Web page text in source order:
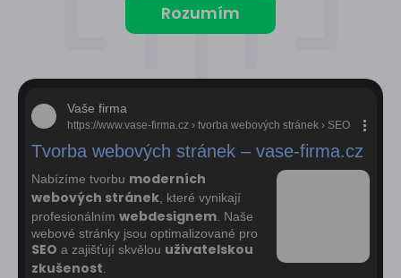
Rozumím
Vaše firma
https://www.vase-firma.cz › tvorba webových stránek › SEO
Tvorba webových stránek – vase-firma.cz
Nabízíme tvorbu moderních
webových stránek , které vynikají
profesionálním webdesignem
webové stránky jsou optimalizované pro
SEO a zajišťují skvělou uživatelskou
zkušenost